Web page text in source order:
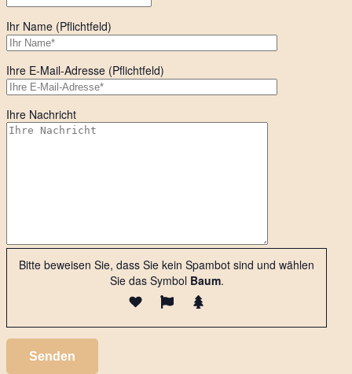
Ihr Name (Pflichtfeld)
Ihre E-Mail-Adresse (Pflichtfeld)
Ihre Nachricht
Bitte beweisen Sie, dass Sie kein Spambot sind und wählen
Sie das SymbolBaum.